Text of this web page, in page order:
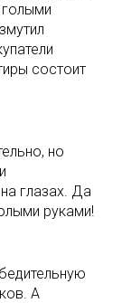
состоит
но
глазах. Да
руками!
А